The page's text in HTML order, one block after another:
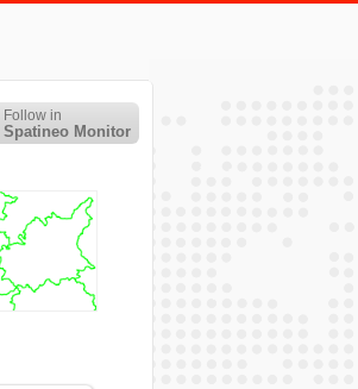
Follow in
Spatineo Monitor